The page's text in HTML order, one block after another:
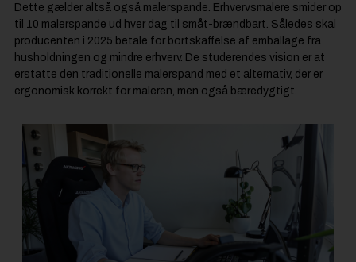
Dette gælder altså også malerspande. Erhvervsmalere smider op
til 10 malerspande ud hver dag til småt-brændbart. Således skal
producenten i 2025 betale for bortskaffelse af emballage fra
husholdningen og mindre erhverv. De studerendes vision er at
erstatte den traditionelle malerspand med et alternativ, der er
ergonomisk korrekt for maleren, men også bæredygtigt.